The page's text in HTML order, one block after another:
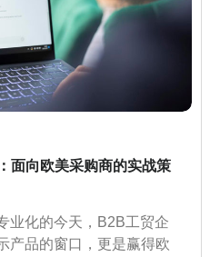
面向欧美采购商的实战策
业化的今天，B2B工贸企
产品的窗口，更是赢得欧